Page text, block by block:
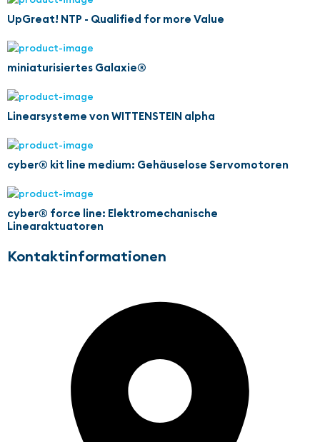
UpGreat! NTP - Qualified for more Value
miniaturisiertes Galaxie®
Linearsysteme von WITTENSTEIN alpha
cyber® kit line medium: Gehäuselose Servomotoren
cyber® force line: Elektromechanische
Linearaktuatoren
Kontaktinformationen